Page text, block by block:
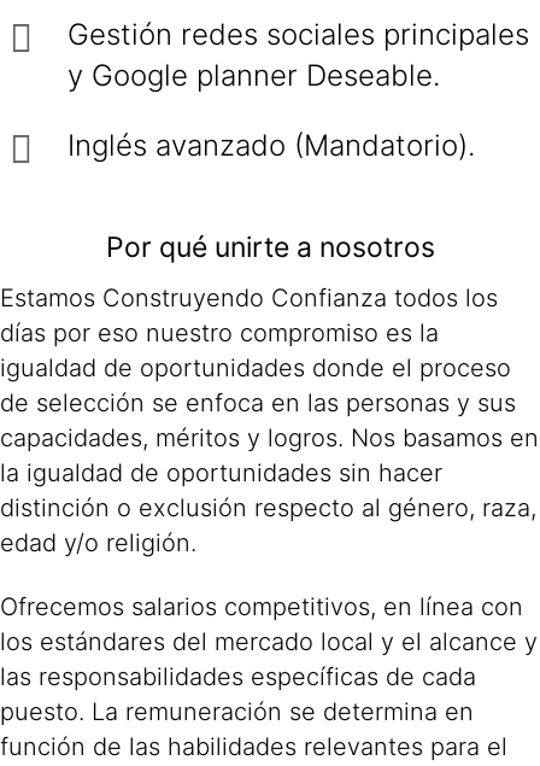
Gestión redes sociales principales
y Google planner Deseable.
Inglés avanzado (Mandatorio).
Por qué unirte a nosotros
Estamos Construyendo Confianza todos los
días por eso nuestro compromiso es la
igualdad de oportunidades donde el proceso
de selección se enfoca en las personas y sus
capacidades, méritos y logros. Nos basamos en
la igualdad de oportunidades sin hacer
distinción o exclusión respecto al género, raza,
edad y/o religión.
Ofrecemos salarios competitivos, en línea con
los estándares del mercado local y el alcance y
las responsabilidades específicas de cada
puesto. La remuneración se determina en
función de las habilidades relevantes para el